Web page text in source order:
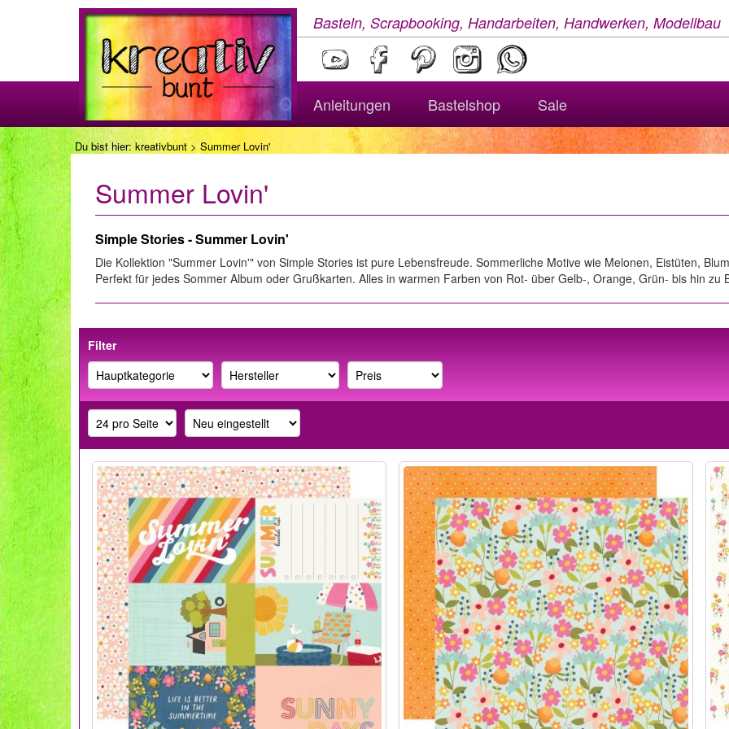
Basteln, Scrapbooking, Handarbeiten, Handwerken, Modellbau
Anleitungen Bastelshop Sale
Du bist hier: kreativbunt > Summer Lovin'
Summer Lovin'
Simple Stories - Summer Lovin'
Die Kollektion "Summer Lovin'" von Simple Stories ist pure Lebensfreude. Sommerliche Motive wie Melonen, Eistüten,
Perfekt für jedes Sommer Album oder Grußkarten. Alles in warmen Farben von Rot- über Gelb-, Orange, Grün- bis hin zu
Filter